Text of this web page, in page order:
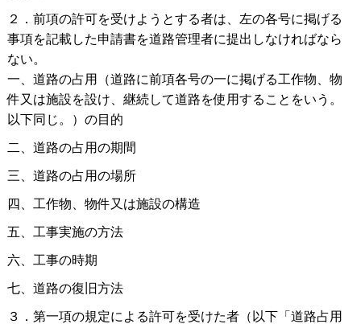
２．前項の許可を受けようとする者は、左の各号に掲げる
事項を記載した申請書を道路管理者に提出しなければなら
ない。
一、道路の占用（道路に前項各号の一に掲げる工作物、物
件又は施設を設け、継続して道路を使用することをいう。
以下同じ。）の目的
二、道路の占用の期間
三、道路の占用の場所
四、工作物、物件又は施設の構造
五、工事実施の方法
六、工事の時期
七、道路の復旧方法
３．第一項の規定による許可を受けた者（以下「道路占用